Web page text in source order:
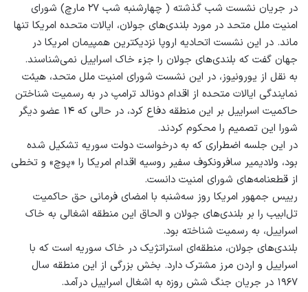
در جریان نشست شب گذشته ( چهارشنبه شب ۲۷ مارچ) شورای
امنیت ملل متحد در مورد بلندی‌های جولان، ایالات متحده امریکا تنها
ماند. در این نشست اتحادیه اروپا نزدیکترین همپیمان امریکا در
جهان گفت که بلندی‌های جولان را جزء خاک اسراییل نمی‌شناسند.
به نقل از یورونیوز، در این نشست شورای امنیت ملل متحد، هیئت
نمایندگی ایالات متحده از اقدام دونالد ترامپ در به رسمیت شناختن
حاکمیت اسراییل بر این منطقه دفاع کرد، در حالی که ۱۴ عضو دیگر
شورا این تصمیم را محکوم کردند.
در این جلسه اضطراری که به درخواست دولت سوریه تشکیل شده
بود، ولادیمیر سافرونکوف سفیر روسیه اقدام امریکا را «پوچ» و تخطی
از قطعنامه‌های شورای امنیت دانست.
رییس جمهور امریکا روز سه‌شنبه با امضای فرمانی حق حاکمیت
تل‌‌ابیب را بر بلندی‌های جولان و الحاق این منطقه اشغالی به خاک
اسراییل، به رسمیت شناخته بود.
بلندی‌های جولان، منطقه‌ای استراتژیک در خاک سوریه است که با
اسراییل و اردن مرز مشترک دارد. بخش بزرگی از این منطقه سال
۱۹۶۷ در جریان جنگ شش روزه به اشغال اسراییل درآمد.